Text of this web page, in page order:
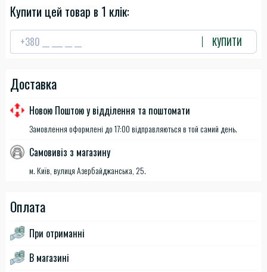
Купити цей товар в 1 клік:
КУПИТИ
Доставка
Новою Поштою у відділення та поштомати
Замовлення оформлені до 17:00 відправляються в той самий день.
Самовивіз з магазину
м. Київ, вулиця Азербайджанська, 25.
Оплата
При отриманні
В магазині